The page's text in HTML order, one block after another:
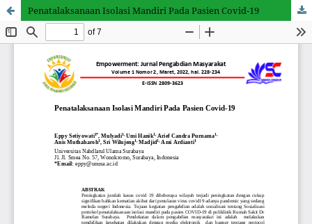
Penatalaksanaan Isolasi Mandiri Pada Pasien Covid-19